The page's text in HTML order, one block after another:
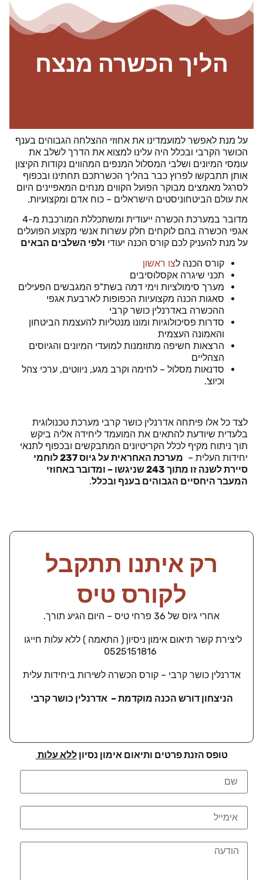
הליך הכשרה מנצח
על מנת לאפשר למועמדינו את אחוזי ההצלחה הגבוהים בענף
הכושר הקרבי ובכלל היה עלינו למצוא את הדרך לשלב את
עומסי המיונים ושלבי המסלול המנפים המהווים נקודות הקיצון
אותן תתבקשו לפרוץ כבר בהליך הכשרתכם תחתינו ובכפוף
לסרגל מאמצים מבוקר הפועל הקווים מנחים המאפיינים היום
את עולם הביטחוניסטים הישראלים – כוח אדם ומקצועיות.
מדובר במערכת הכשרה ייעודית ומשתכללת המורכבת מ-4
אגפי הכשרה בהם לוקחים חלק עשרות אנשי מקצוע הפועלים
על מנת להעניק לכם קורס הכנה יעודי ולפי השלבים הבאים
קורס הכנה לצו ראשון
תכני שיגרה אקסלוסיבים
מערך סימולציות וימי דמה בשת"פ המגבשים הפעילים
סאגות הכנה מקצועיות הכפופות לארבעת אגפי
ההכשרה באדרנלין כושר קרבי
סדרות פסיכולוגיות ומונו מנטליות להעצמת הביטחון
והאמונה העצמית
הרצאות חשיפה מתוזמנות למועדי המיונים והגיוסים
הצהליים
סדנאות מסלול – לחימה וקרב מגע, ניווטים, ערכי צהל
וכיוצ'.
לצד כל אלו פיתחה אדרנלין כושר קרבי מערכת טכנולוגית
בלעדית שיודעת להתאים את המועמד ליחידה אליה ביקש
תוך ניתוח מקיף לכלל הקריטיונים המתבקשים ובכפוף לתנאי
יחידות העלית –
מערכת האחראית על גיוס 237 לוחמי
סיירת לשנה זו מתוך 243 שניגשו – ומדובר באחוזי
המעבר היחסיים הגבוהים בענף ובכלל.
רק איתנו תתקבל
לקורס טיס
אחרי גיוס של 36 פרחי טיס – היום הגיע תורך.
ליצירת קשר תיאום אימון ניסיון ( התאמה ) ללא עלות חייגו
0525151816
אדרנלין כושר קרבי – קורס הכשרה לשירות ביחידות עלית
הניצחון דורש הכנה מוקדמת – אדרנלין כושר קרבי
טופס הזנת פרטים ותיאום אימון נסיוןללא עלות